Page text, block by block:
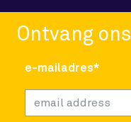
Ontvang ons
e-mailadres*